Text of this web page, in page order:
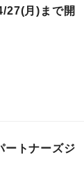
27(月)まで開
ートナーズジ